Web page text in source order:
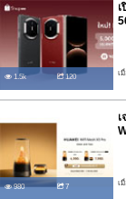
1.5k 120 เ
980 7 เ